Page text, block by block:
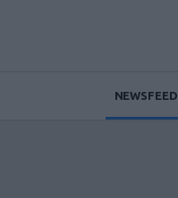
NEWSFEED